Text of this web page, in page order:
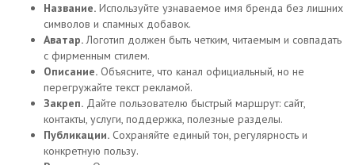
Название. Используйте узнаваемое имя бренда без лишних
символов и спамных добавок.
Аватар.Логотип должен быть четким, читаемым и совпадать
с фирменным стилем.
Описание. Объясните, что канал официальный, но не
перегружайте текст рекламой.
Закреп. Дайте пользователю быстрый маршрут: сайт,
контакты, услуги, поддержка, полезные разделы.
Публикации. Сохраняйте единый тон, регулярность и
конкретную пользу.